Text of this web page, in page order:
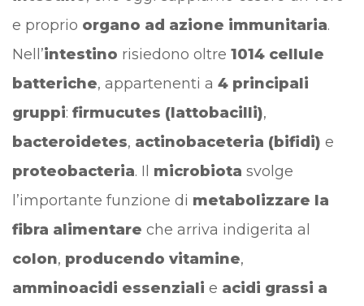
e proprio organo ad azione immunitaria.
Nell’intestino risiedono oltre 1014 cellule
batteriche, appartenenti a 4 principali
gruppi: firmucutes (lattobacilli),
bacteroidetes, actinobaceteria (bifidi) e
proteobacteria. Il microbiota svolge
l’importante funzione di metabolizzare la
fibra alimentare che arriva indigerita al
colon, producendo vitamine,
amminoacidi essenziali e acidi grassi a